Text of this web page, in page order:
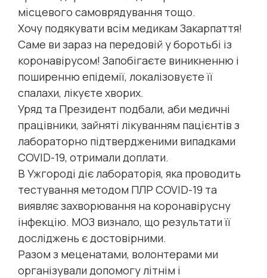
місцевого самоврядування тощо.
Хочу подякувати всім медикам Закарпаття!
Саме ви зараз на передовій у боротьбі із
коронавірусом! Запобігаєте виникненню і
поширенню епідемії, локалізовуєте її
спалахи, лікуєте хворих.
Уряд та Президент подбали, аби медичні
працівники, зайняті лікуванням пацієнтів з
лабораторно підтвердженими випадками
COVID-19, отримали доплати.
В Ужгороді діє лабораторія, яка проводить
тестування методом ПЛР COVID-19 та
виявляє захворювання на коронавірусну
інфекцію. МОЗ визнало, що результати її
досліджень є достовірними.
Разом з меценатами, волонтерами ми
організували допомогу літнім і